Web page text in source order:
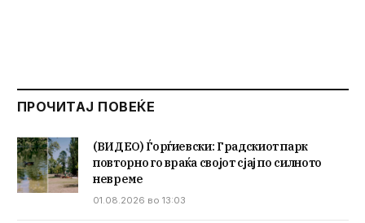
ПРОЧИТАЈ ПОВЕЌЕ
(ВИДЕО) Ѓорѓиевски: Градскиот парк
повторно го враќа својот сјај по силното
невреме
01.08.2026 во 13:03